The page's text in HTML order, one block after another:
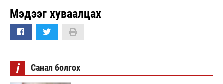
Мэдээг хуваалцах
i Санал болгох